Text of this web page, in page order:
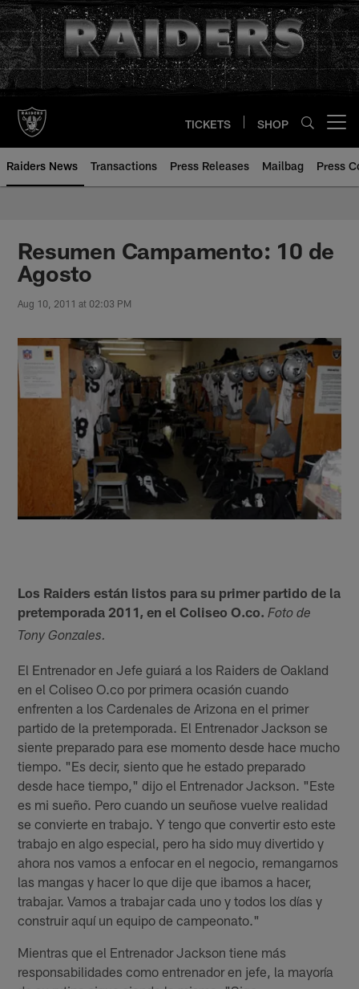
Skip
to
main
content
TICKETS SHOP
Raiders News Transactions Press Releases Mailbag Press
Resumen Campamento: 10 de
Agosto
Aug 10, 2011 at 02:03 PM
Los Raiders están listos para su primer partido de la
pretemporada 2011, en el Coliseo O.co. Foto de
Tony Gonzales.
El Entrenador en Jefe guiará a los Raiders de Oakland
en el Coliseo O.co por primera ocasión cuando
enfrenten a los Cardenales de Arizona en el primer
partido de la pretemporada. El Entrenador Jackson se
siente preparado para ese momento desde hace mucho
tiempo. "Es decir, siento que he estado preparado
desde hace tiempo," dijo el Entrenador Jackson. "Este
es mi sueño. Pero cuando un seuñose vuelve realidad
se convierte en trabajo. Y tengo que convertir esto este
trabajo en algo especial, pero ha sido muy divertido y
ahora nos vamos a enfocar en el negocio, remangarnos
las mangas y hacer lo que dije que ibamos a hacer,
trabajar. Vamos a trabajar cada uno y todos los días y
construir aquí un equipo de campeonato."
Mientras que el Entrenador Jackson tiene más
responsabilidades como entrenador en jefe, la mayoría